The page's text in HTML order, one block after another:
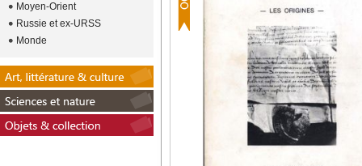
Moyen-Orient
Russie et ex-URSS
Monde